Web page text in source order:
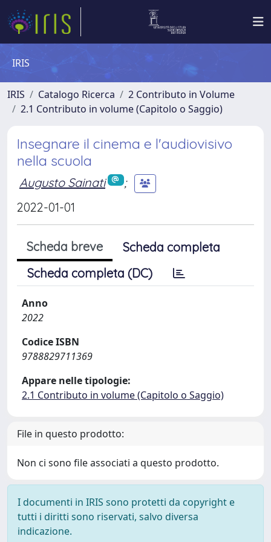
IRIS
IRIS Catalogo Ricerca
2 Contributo in Volume
2.1 Contributo in volume (Capitolo o Saggio)
Insegnare il cinema e l'audiovisivo
nella scuola
Augusto Sainati
;
2022-01-01
Scheda breve
Scheda completa
Scheda completa (DC)
Anno
2022
Codice ISBN
9788829711369
Appare nelle tipologie:
2.1 Contributo in volume (Capitolo o Saggio)
File in questo prodotto:
Non ci sono file associati a questo prodotto.
I documenti in IRIS sono protetti da copyright e
tutti i diritti sono riservati, salvo diversa
indicazione.